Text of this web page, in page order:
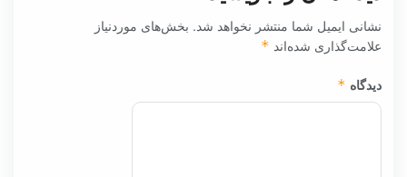
نشانی ایمیل شما منتشر نخواهد شد. بخش‌های موردنیاز
علامت‌گذاری شده‌اند *
دیدگاه *